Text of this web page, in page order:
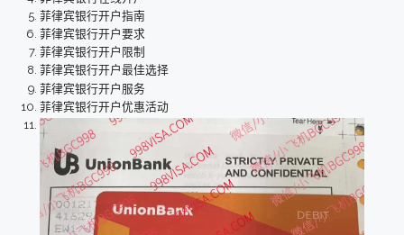
菲律宾银行开户指南
菲律宾银行开户要求
菲律宾银行开户限制
菲律宾银行开户最佳选择
菲律宾银行开户服务
菲律宾银行开户优惠活动